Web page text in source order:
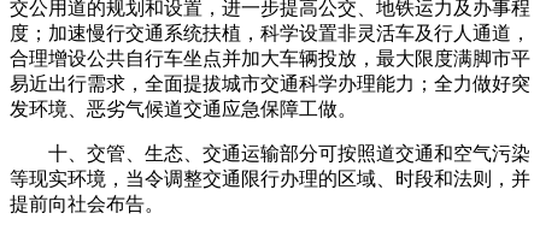
交公用道的规划和设置，进一步提高公交、地铁运力及办事程
度；加速慢行交通系统扶植，科学设置非灵活车及行人通道，
合理增设公共自行车坐点并加大车辆投放，最大限度满脚市平
易近出行需求，全面提拔城市交通科学办理能力；全力做好突
发环境、恶劣气候道交通应急保障工做。
十、交管、生态、交通运输部分可按照道交通和空气污染
等现实环境，当令调整交通限行办理的区域、时段和法则，并
提前向社会布告。